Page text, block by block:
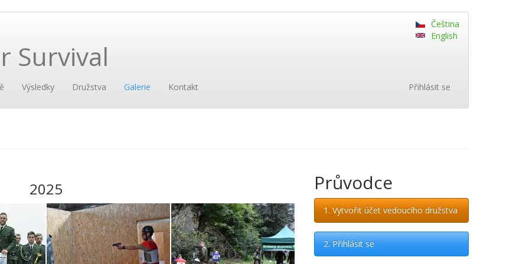
Survival
Čeština
English
Výsledky Družstva Galerie Kontakt Přihlásit se
2025 Průvodce
1. Vytvořit účet vedoucího družstva
2. Přihlásit se